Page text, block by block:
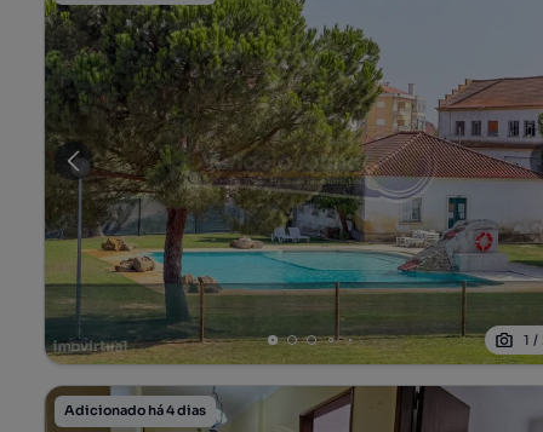
1 /
Adicionado há 4 dias